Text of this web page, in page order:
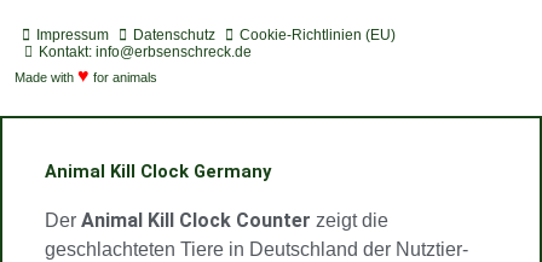
t
i
f
c
a
s
t
a
g
a
t
u
t
Impressum Datenschutz
Cookie-Richtlinien (EU)
Kontakt: info@erbsenschreck.de
Made with ♥ for animals
Animal Kill Clock Germany
Der Animal Kill Clock Counter zeigt die
geschlachteten Tiere in Deutschland der Nutztier-